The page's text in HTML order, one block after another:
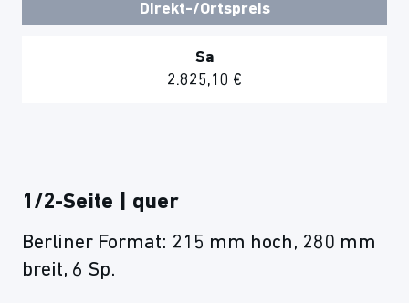
Direkt-/Ortspreis
Sa
2.825,10 €
1/2-Seite | quer
Berliner Format: 215 mm hoch, 280 mm
breit, 6 Sp.